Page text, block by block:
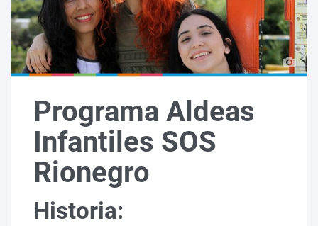
Programa Aldeas
Infantiles SOS
Rionegro
Historia: